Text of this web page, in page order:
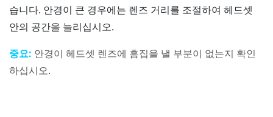
습니다. 안경이 큰 경우에는 렌즈 거리를 조절하여 헤드셋
안의 공간을 늘리십시오.
중요: 안경이 헤드셋 렌즈에 흠집을 낼 부분이 없는지 확인
하십시오.